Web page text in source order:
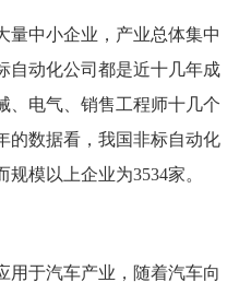
量中小企业，产业总体集中
自动化公司都是近十几年成
、电气、销售工程师十几个
的数据看，我国非标自动化
模以上企业为3534家。
用于汽车产业，随着汽车向